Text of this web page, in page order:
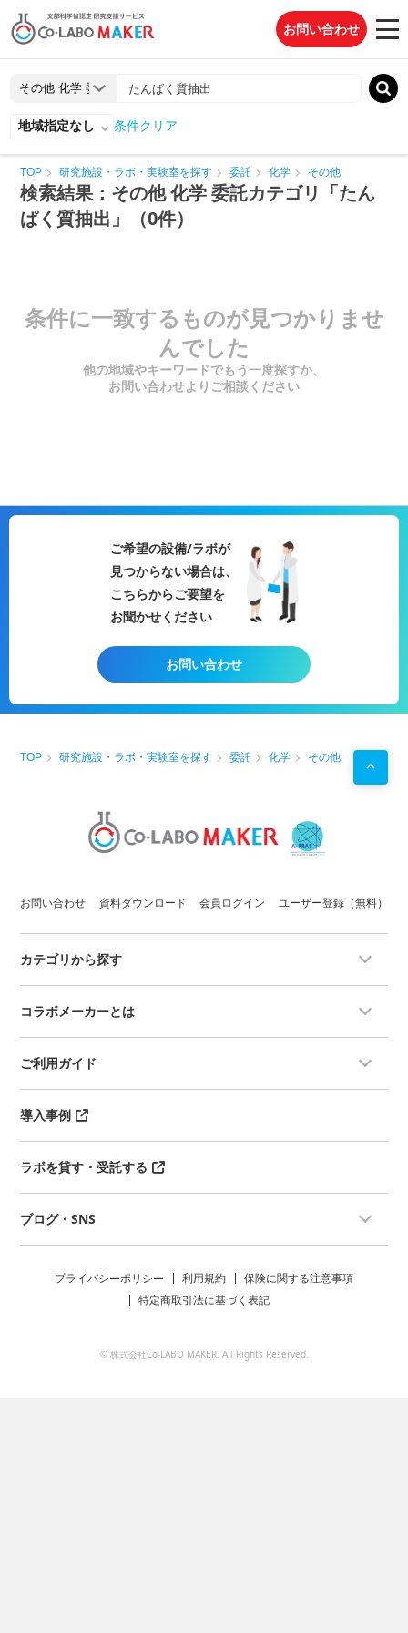
お問い合わせ
地域指定なし 条件クリア
TOP 研究施設・ラボ・実験室を探す 委託 化学 その他
検索結果：その他 化学 委託カテゴリ「たん
ぱく質抽出」（0件）
条件に一致するものが見つかりませ
んでした
他の地域やキーワードでもう一度探すか、
お問い合わせよりご相談ください
ご希望の設備/ラボが
見つからない場合は、
こちらからご要望を
お聞かせください
お問い合わせ
TOP 研究施設・ラボ・実験室を探す 委託 化学 その他
お問い合わせ 資料ダウンロード 会員ログイン ユーザー登録（無料）
カテゴリから探す
コラボメーカーとは
ご利用ガイド
導入事例
ラボを貸す・受託する
ブログ・SNS
プライバシーポリシー 利用規約
保険に関する注意事項
特定商取引法に基づく表記
© 株式会社Co-LABO MAKER. All Rights Reserved.